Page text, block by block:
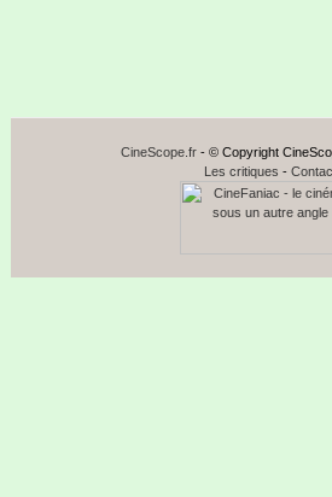
CineScope.fr - © Copyright
Les critiques -